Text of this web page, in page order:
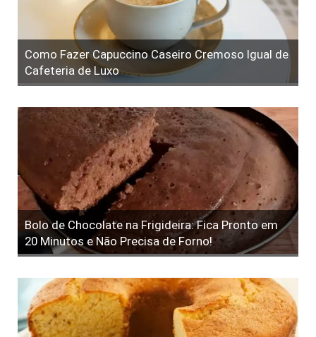
Como Fazer Capuccino Caseiro Cremoso Igual de
Cafeteria de Luxo
Bolo de Chocolate na Frigideira: Fica Pronto em
20 Minutos e Não Precisa de Forno!